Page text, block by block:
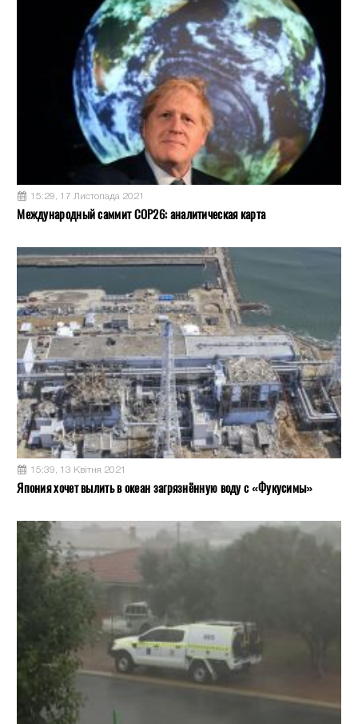
15:29, 17 Листопада 2021
Международный саммит COP26: аналитическая карта
15:39, 13 Квітня 2021
Япония хочет вылить в океан загрязнённую воду с «Фукусимы»